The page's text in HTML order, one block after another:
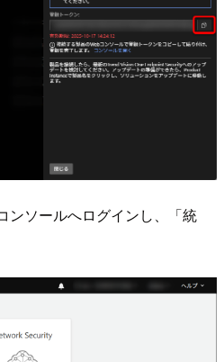
ンソールへログインし、「統